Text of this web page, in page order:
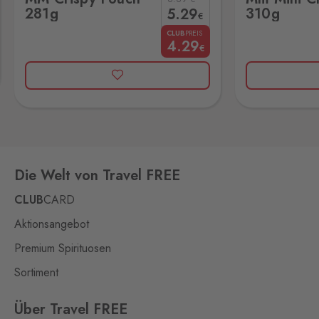
Oberwiesenthal
Loučná 198, Loučná pod
7 Stk.
692 01
Petrovice
Bahratal
Petrovice 578, Petrovice,
403 37
Schirnding
281g 5.29€
CLUBPREIS
4.29€
310g
Die Welt von Travel FREE
CLUBCARD
Aktionsangebot
Premium Spirituosen
Sortiment
Über Travel FREE